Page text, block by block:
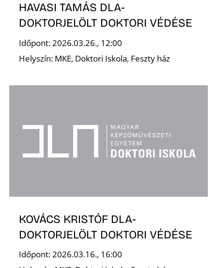
HAVASI TAMÁS DLA-
DOKTORJELÖLT DOKTORI VÉDÉSE
Időpont: 2026.03.26., 12:00
Helyszín: MKE, Doktori Iskola, Feszty ház
KOVÁCS KRISTÓF DLA-
DOKTORJELÖLT DOKTORI VÉDÉSE
Időpont: 2026.03.16., 16:00